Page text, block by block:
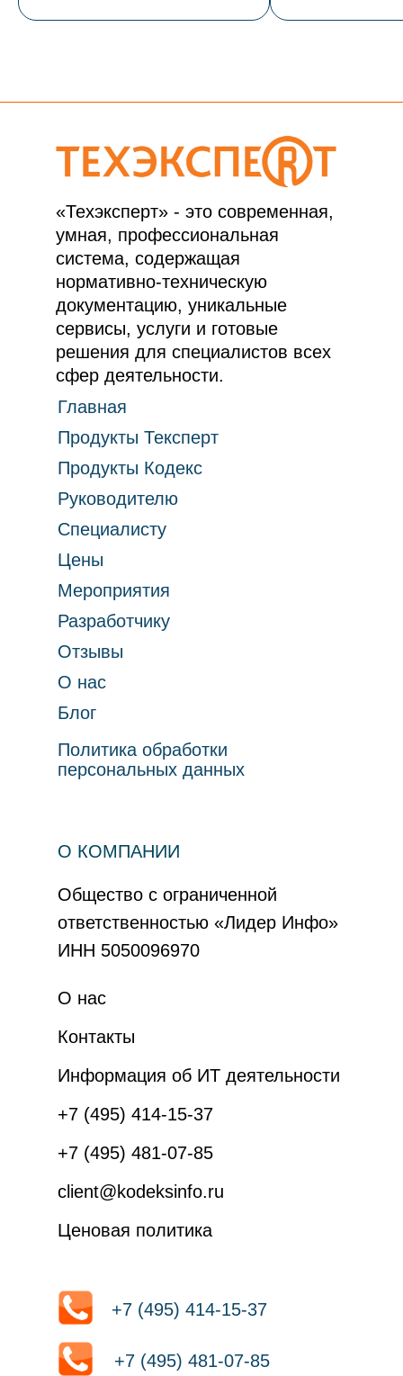
Главная
О нас
Продукты Тексперт
Продукты Кодекс
Руководителю
Специалисту
Разработчику
Цены
Отзывы
«Техэксперт» - это современная,
умная, профессиональная
система, содержащая
нормативно-техническую
документацию, уникальные
сервисы, услуги и готовые
решения для специалистов всех
сфер деятельности.
Политика обработки
персональных данных
Блог
+7 (495) 414-15-37
+7 (495) 481-07-85
Мероприятия
+7 (495) 414-15-37
+7 (495) 481-07-85
client@kodeksinfo.ru
Информация об ИТ деятельности
Ценовая политика
Контакты
О нас
О КОМПАНИИ
Общество с ограниченной
ответственностью «Лидер Инфо»
ИНН 5050096970